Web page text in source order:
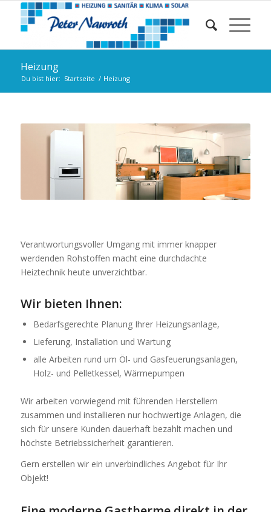
Heizung
Du bist hier: Startseite / Heizung
Verantwortungsvoller Umgang mit immer knapper
werdenden Rohstoffen macht eine durchdachte
Heiztechnik heute unverzichtbar.
Wir bieten Ihnen:
Bedarfsgerechte Planung Ihrer Heizungsanlage,
Lieferung, Installation und Wartung
alle Arbeiten rund um Öl- und Gasfeuerungsanlagen,
Holz- und Pelletkessel, Wärmepumpen
Wir arbeiten vorwiegend mit führenden Herstellern
zusammen und installieren nur hochwertige Anlagen, die
sich für unsere Kunden dauerhaft bezahlt machen und
höchste Betriebssicherheit garantieren.
Gern erstellen wir ein unverbindliches Angebot für Ihr
Objekt!